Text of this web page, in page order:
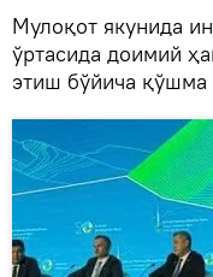
Мулоқот якунида
ўртасида доимий
этиш бўйича